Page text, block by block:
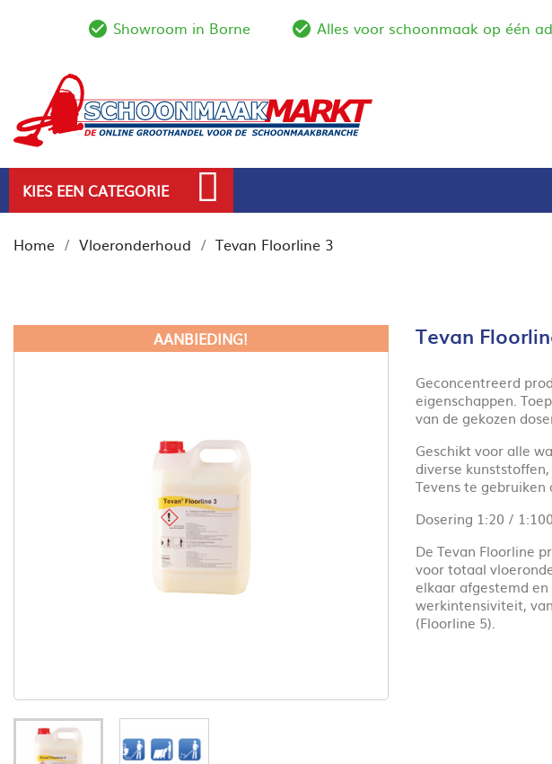
check_circle_outline
Showroom in Borne check_circle_outline
Alles voor schoonmaak op één
KIES EEN CATEGORIE
Home Vloeronderhoud Tevan Floorline 3
AANBIEDING! Tevan
Geconcentreerd
eigenschappen.
van de gekozen
Geschikt voor alle
diverse
Tevens te
Dosering 1:20 / 1:100
De Tevan Floorline
voor totaal
elkaar afgestemd
werkintensiviteit,
(Floorline 5).